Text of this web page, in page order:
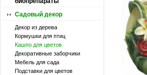
Садовый декор
Декор из дерева
Кормушки для птиц
Кашпо для цветов
Декоративные заборчики
Мебель для сада
Подставки для цветов